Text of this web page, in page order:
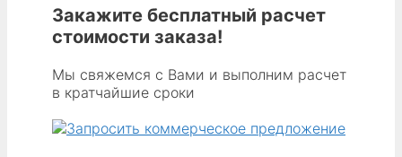
Закажите бесплатный расчет
стоимости заказа!
Мы свяжемся с Вами и выполним расчет
в кратчайшие сроки